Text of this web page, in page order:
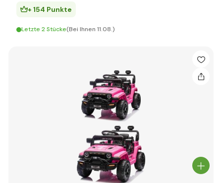
+ 154 Punkte
Letzte 2 Stücke(Bei Ihnen 11.08.)